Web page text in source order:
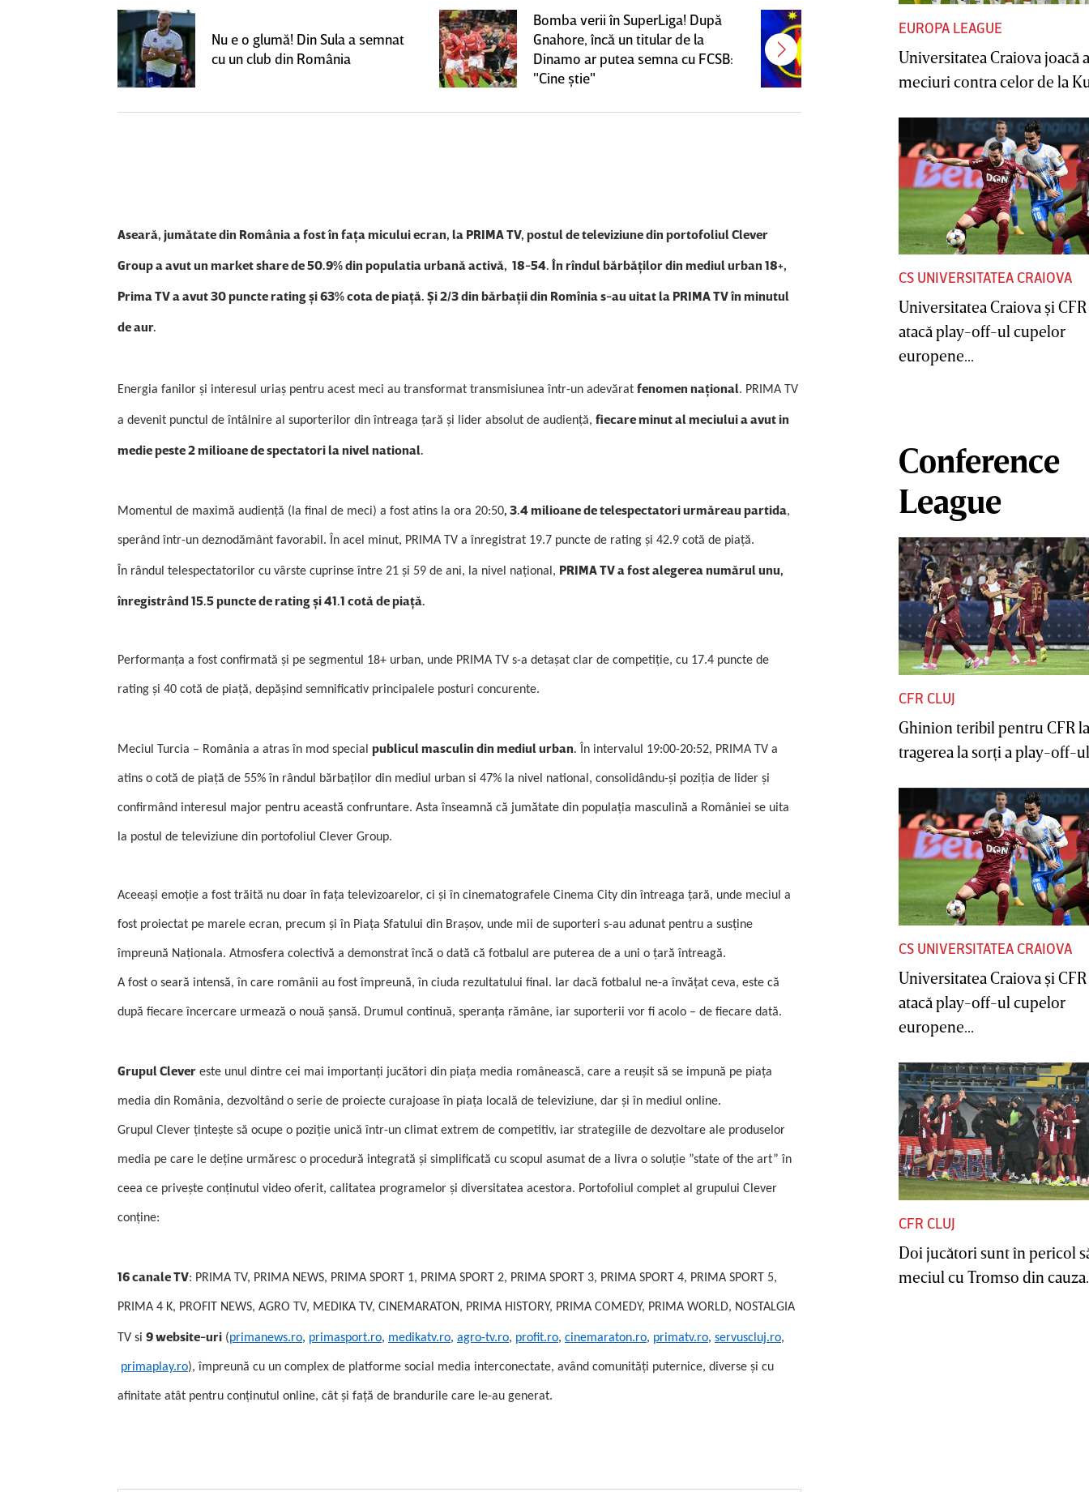
Nu e o glumă! Din Sula a semnat
cu un club din România
Bomba verii în SuperLiga! După
Gnahore, încă un titular de la
Dinamo ar putea semna cu FCSB:
"Cine ştie"
E gata! FCSB a transferat un
jucător campion şi câştigător de
Aseară, jumătate din România a fost în faţa micului ecran, la PRIMA TV, postul de televiziune din portofoliul Clever
Group a avut un market share de50.9% din populatia urbană activă, 18-54. În rîndul bărbăţilor din mediul urban 18+,
Prima TV a avut 30 puncte rating şi 63% cota de piaţă. Şi 2/3 din bărbaţii din Romînia s-au uitat la PRIMA TV în minutul
de aur.
Energia fanilor şi interesul uriaş pentru acest meci au transformat transmisiunea într-un adevărat fenomen naţional. PRIMA TV
a devenit punctul de întâlnire al suporterilor din întreaga ţară şi lider absolut de audienţă, fiecare minut al meciului a avut in
medie peste 2 milioane de spectatori la nivel national.
Momentul de maximă audienţă (la final de meci) a fost atins la ora 20:50, 3.4 milioane de telespectatori urmăreau partida,
sperând într-un deznodământ favorabil. În acel minut, PRIMA TV a înregistrat 19.7 puncte de rating şi 42.9 cotă de piaţă.
În rândul telespectatorilor cu vârste cuprinse între 21 şi 59 de ani, la nivel naţional, PRIMA TV a fost alegerea numărul unu,
înregistrând 15.5 puncte de rating şi 41.1 cotă de piaţă.
Performanţa a fost confirmată şi pe segmentul 18+ urban, unde PRIMA TV s-a detaşat clar de competiţie, cu 17.4 puncte de
rating şi 40 cotă de piaţă, depăşind semnificativ principalele posturi concurente.
Meciul Turcia – România a atras în mod special publicul masculin din mediul urban. În intervalul 19:00-20:52, PRIMA TV a
atins o cotă de piaţă de 55% în rândul bărbaţilor din mediul urban si 47% la nivel national, consolidându-şi poziţia de lider şi
confirmând interesul major pentru această confruntare. Asta înseamnă că jumătate din populaţia masculină a României se uita
la postul de televiziune din portofoliul Clever Group.
Aceeaşi emoţie a fost trăită nu doar în faţa televizoarelor, ci şi în cinematografele Cinema City din întreaga ţară, unde meciul a
fost proiectat pe marele ecran, precum şi în Piaţa Sfatului din Braşov, unde mii de suporteri s-au adunat pentru a susţine
împreună Naţionala. Atmosfera colectivă a demonstrat încă o dată că fotbalul are puterea de a uni o ţară întreagă.
A fost o seară intensă, în care românii au fost împreună, în ciuda rezultatului final. Iar dacă fotbalul ne-a învăţat ceva, este că
după fiecare încercare urmează o nouă şansă. Drumul continuă, speranţa rămâne, iar suporterii vor fi acolo – de fiecare dată.
Grupul Clever este unul dintre cei mai importanţi jucători din piaţa media românească, care a reuşit să se impună pe piaţa
media din România, dezvoltând o serie de proiecte curajoase în piaţa locală de televiziune, dar şi în mediul online.
Grupul Clever ţinteşte să ocupe o poziţie unică într-un climat extrem de competitiv, iar strategiile de dezvoltare ale produselor
media pe care le deţine urmăresc o procedură integrată şi simplificată cu scopul asumat de a livra o soluţie ”state of the art” în
ceea ce priveşte conţinutul video oferit, calitatea programelor şi diversitatea acestora. Portofoliul complet al grupului Clever
conţine:
16 canale TV: PRIMA TV, PRIMA NEWS, PRIMA SPORT 1, PRIMA SPORT 2, PRIMA SPORT 3, PRIMA SPORT 4, PRIMA SPORT 5,
PRIMA 4 K, PROFIT NEWS, AGRO TV, MEDIKA TV, CINEMARATON, PRIMA HISTORY, PRIMA COMEDY, PRIMA WORLD, NOSTALGIA
TV si 9 website-uri (primanews.ro, primasport.ro, medikatv.ro, agro-tv.ro, profit.ro, cinemaraton.ro, primatv.ro, servuscluj.ro,
primaplay.ro), împreună cu un complex de platforme social media interconectate, având comunităţi puternice, diverse şi cu
afinitate atât pentru conţinutul online, cât şi faţă de brandurile care le-au generat.
EUROPA LEAGUE
Universitatea Craiova joacă
meciuri contra celor de la
CS UNIVERSITATEA CRAIOVA
Universitatea Craiova şi
atacă play-off-ul cupelor
europene...
Conference
League
CFR CLUJ
Ghinion teribil pentru CFR la
tragerea la sorţi a play-off-
CS UNIVERSITATEA CRAIOVA
Universitatea Craiova şi
atacă play-off-ul cupelor
europene...
CFR CLUJ
Doi jucători sunt în pericol
meciul cu Tromso din